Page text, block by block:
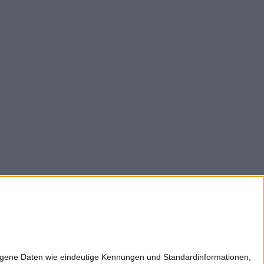
Daten wie eindeutige Kennungen und Standardinformationen,